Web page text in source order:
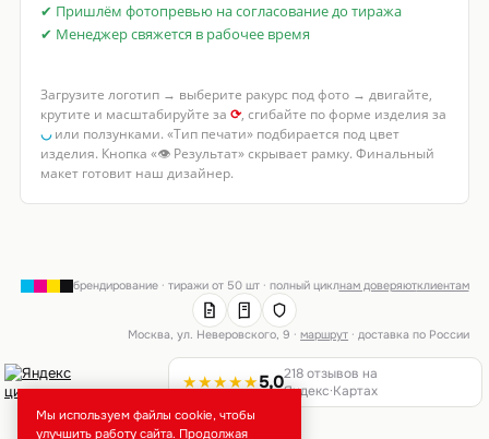
✔ Пришлём фотопревью на согласование до тиража
✔ Менеджер свяжется в рабочее время
Загрузите логотип → выберите ракурс под фото → двигайте,
крутите и масштабируйте за ⟳, сгибайте по форме изделия за
◡или ползунками. «Тип печати» подбирается под цвет
изделия. Кнопка «👁 Результат» скрывает рамку. Финальный
макет готовит наш дизайнер.
брендирование · тиражи от 50 шт · полный циклнам доверяютклиентам
Москва, ул. Неверовского, 9 ·маршрут · доставка по России
★★★★★5,0218 отзывов на
Яндекс·Картах
Мы используем файлы cookie, чтобы
улучшить работу сайта. Продолжая